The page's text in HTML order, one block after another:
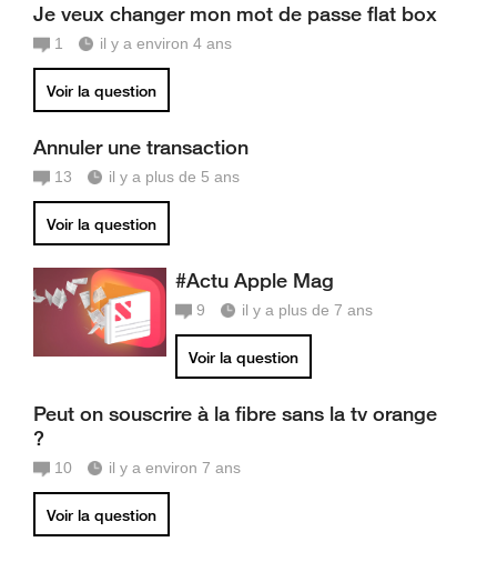
Je veux changer mon mot de passe flat box
1 il y a environ 4 ans
Voir la question
Annuler une transaction
13 il y a plus de 5 ans
Voir la question
#Actu Apple Mag
9 il y a plus de 7 ans
Voir la question
Peut on souscrire à la fibre sans la tv orange
?
10 il y a environ 7 ans
Voir la question